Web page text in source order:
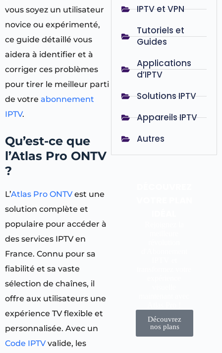
vous soyez un utilisateur
novice ou expérimenté,
ce guide détaillé vous
aidera à identifier et à
corriger ces problèmes
pour tirer le meilleur parti
de votre abonnement
IPTV.
Qu’est-ce que
l’Atlas Pro ONTV
?
L’Atlas Pro ONTVest une
solution complète et
populaire pour accéder à
des services IPTV en
France. Connu pour sa
fiabilité et sa vaste
sélection de chaînes, il
offre aux utilisateurs une
expérience TV flexible et
personnalisée. Avec un
Code IPTVvalide, les
IPTV et VPN
Tutoriels et
Guides
Applications
d’IPTV
Solutions IPTV
Appareils IPTV
Autres
Découvrez
nos plans